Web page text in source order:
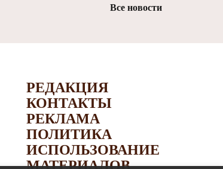
Все новости
РЕДАКЦИЯ
КОНТАКТЫ
РЕКЛАМА
ПОЛИТИКА
ИСПОЛЬЗОВАНИЕ
МАТЕРИАЛОВ